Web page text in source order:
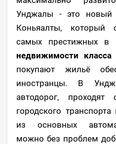
Унджалы - это новый
Коньяалты, который
самых престижных в
недвижимости
покупают жильё
иностранцы. В
автодорог,
городского
из основных
можно без проблем